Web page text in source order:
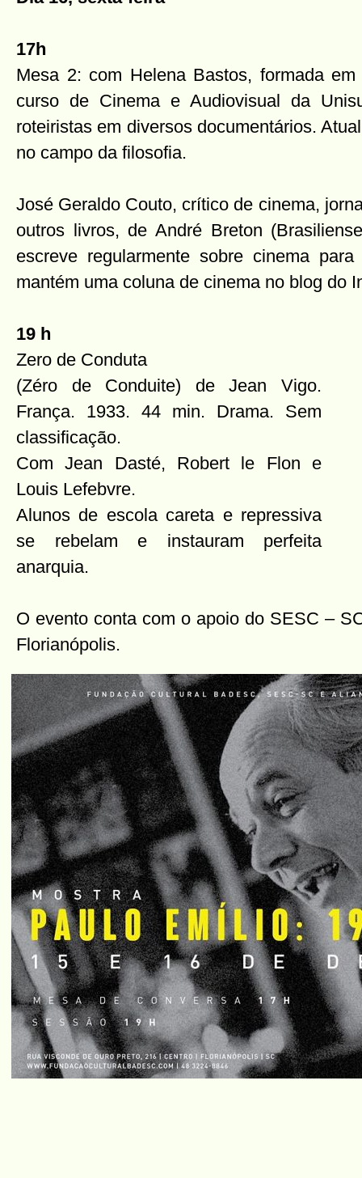
17h
Mesa 2: com Helena Bastos, formada
curso de Cinema e Audiovisual da
roteiristas em diversos documentários.
no campo da filosofia.
José Geraldo Couto, crítico de cinema,
outros livros, de André Breton
escreve regularmente sobre cinema
mantém uma coluna de cinema no blog do
19 h
Zero de Conduta
(Zéro de Conduite) de Jean Vigo.
França. 1933. 44 min. Drama. Sem
classificação.
Com Jean Dasté, Robert le Flon e
Louis Lefebvre.
Alunos de escola careta e repressiva
se rebelam e instauram perfeita
anarquia.
O evento conta com o apoio do SESC –
Florianópolis.